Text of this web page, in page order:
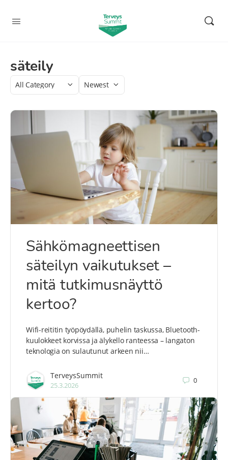
säteily
Category
Sort
Sähkömagneettisen
säteilyn vaikutukset –
mitä tutkimusnäyttö
kertoo?
Wifi-reititin työpöydällä, puhelin taskussa, Bluetooth-
kuulokkeet korvissa ja älykello ranteessa – langaton
teknologia on sulautunut arkeen nii…
TerveysSummit
25.3.2026
0